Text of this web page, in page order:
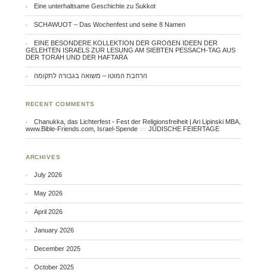
Eine unterhaltsame Geschichte zu Sukkot
SCHAWUOT – Das Wochenfest und seine 8 Namen
EINE BESONDERE KOLLEKTION DER GROẞEN IDEEN DER
GELEHTEN ISRAELS ZUR LESUNG AM SIEBTEN PESSACH-TAG AUS
DER TORAH UND DER HAFTARA
הרחבת המוטו – משואה בגבורה לתקומה
RECENT COMMENTS
Chanukka, das Lichterfest - Fest der Religionsfreiheit | Ari Lipinski MBA,
www.Bible-Friends.com, Israel-Spendeon JÜDISCHE FEIERTAGE
ARCHIVES
July 2026
May 2026
April 2026
January 2026
December 2025
October 2025